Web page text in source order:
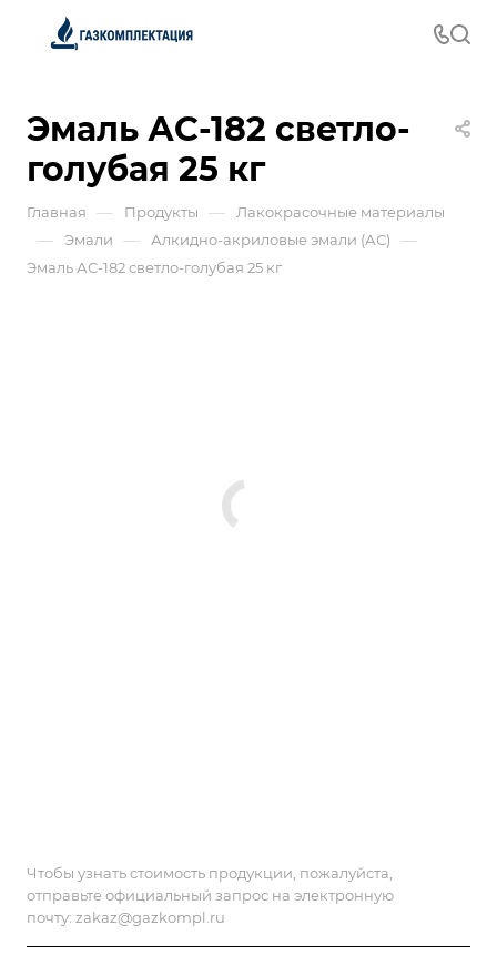
Эмаль АС-182 светло-
голубая 25 кг
Главная — Продукты — Лакокрасочные материалы
— Эмали — Алкидно-акриловые эмали (АС) —
Эмаль АС-182 светло-голубая 25 кг
Чтобы узнать стоимость продукции, пожалуйста,
отправьте официальный запрос на электронную
почту: zakaz@gazkompl.ru